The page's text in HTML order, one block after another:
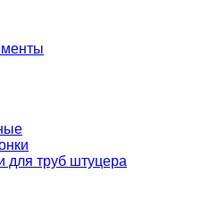
для труб штуцера